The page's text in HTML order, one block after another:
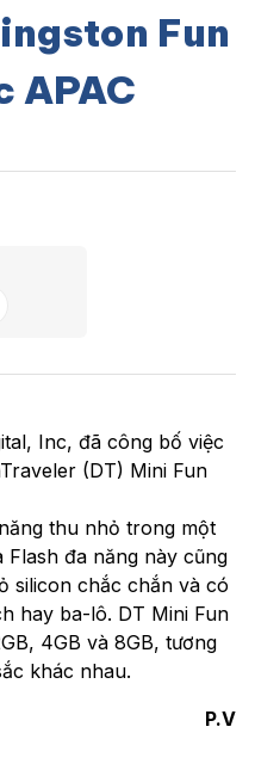
Fun
APAC
Inc, đã công bố việc
(DT) Mini Fun
thu nhỏ trong một
Flash đa năng này cũng
silicon chắc chắn và có
hay ba-lô. DT Mini Fun
4GB và 8GB, tương
khác nhau.
P.V